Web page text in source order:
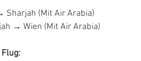
Sharjah (Mit Air Arabia)
→ Wien (Mit Air Arabia)